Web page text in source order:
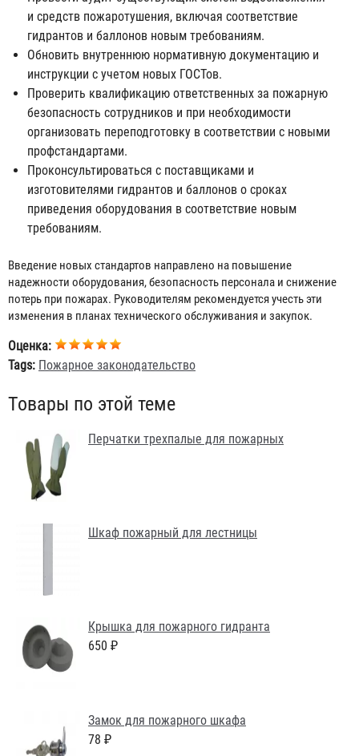
и средств пожаротушения, включая соответствие
гидрантов и баллонов новым требованиям.
Обновить внутреннюю нормативную документацию и
инструкции с учетом новых ГОСТов.
Проверить квалификацию ответственных за пожарную
безопасность сотрудников и при необходимости
организовать переподготовку в соответствии с новыми
профстандартами.
Проконсультироваться с поставщиками и
изготовителями гидрантов и баллонов о сроках
приведения оборудования в соответствие новым
требованиям.
Введение новых стандартов направлено на повышение
надежности оборудования, безопасность персонала и снижение
потерь при пожарах. Руководителям рекомендуется учесть эти
изменения в планах технического обслуживания и закупок.
Оценка:
Tags: Пожарное законодательство
Товары по этой теме
Перчатки трехпалые для пожарных
Шкаф пожарный для лестницы
Крышка для пожарного гидранта
650 ₽
Замок для пожарного шкафа
78 ₽